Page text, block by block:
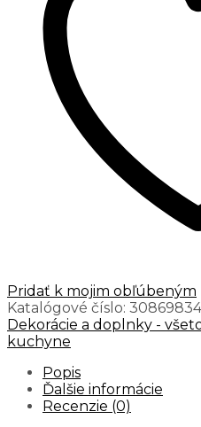
Pridať k mojim obľúbeným
Katalógové číslo: 30869834
Dekorácie a doplnky -
kuchyne
Popis
Ďalšie informácie
Recenzie (0)